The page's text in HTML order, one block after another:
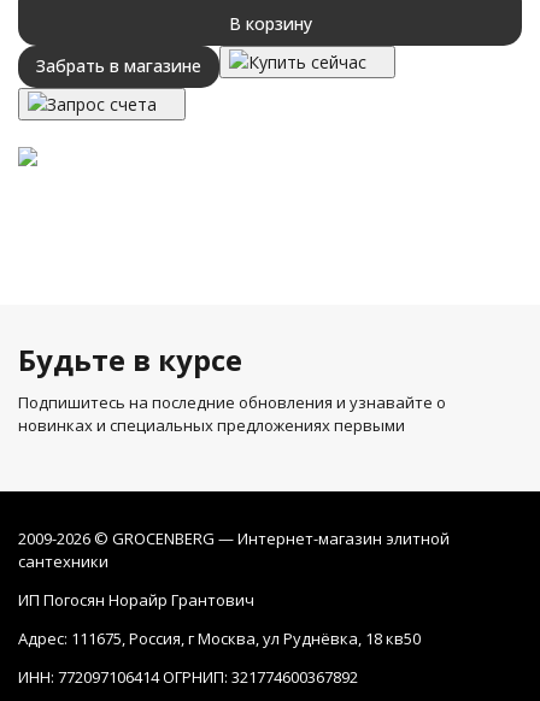
В корзину
Забрать в магазине
Купить сейчас
Запрос счета
Будьте в курсе
Подпишитесь на последние обновления и узнавайте о
новинках и специальных предложениях первыми
2009-2026 © GROCENBERG — Интернет-магазин элитной
сантехники
ИП Погосян Норайр Грантович
Адрес: 111675, Россия, г Москва, ул Руднёвка, 18 кв50
ИНН: 772097106414 ОГРНИП: 321774600367892